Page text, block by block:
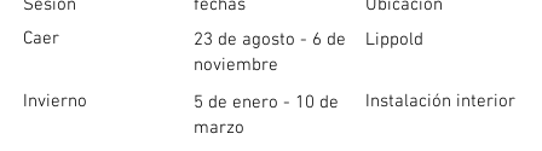
Sesión
Caer
Invierno
fechas
23 de agosto - 6 de
noviembre
5 de enero - 10 de
marzo
Ubicación
Lippold
Instalación interior